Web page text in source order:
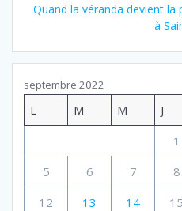
Quand la véranda devient
à
septembre 2022
L M M J
1
5
6 7 8
12
13 14 15